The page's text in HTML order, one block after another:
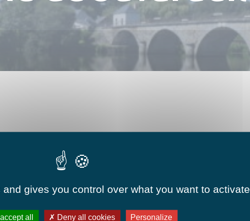
Numéros utiles
Réserver une salle
Hébergements
gives you control over what you want to activate
all Deny all cookies Personalize